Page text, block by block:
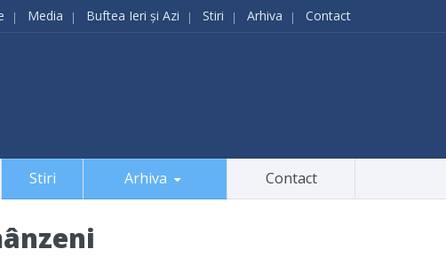
Media Buftea Ieri și Azi Stiri Arhiva Contact
Stiri Arhiva Contact